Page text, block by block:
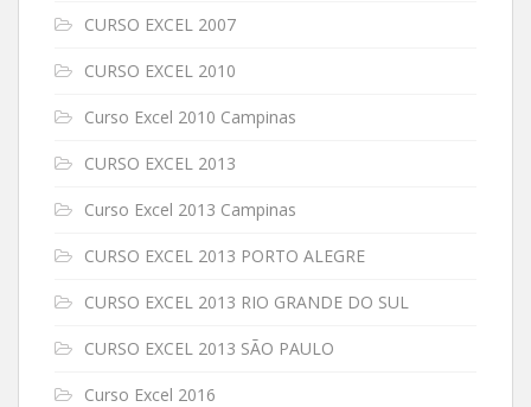
CURSO EXCEL 2007
CURSO EXCEL 2010
Curso Excel 2010 Campinas
CURSO EXCEL 2013
Curso Excel 2013 Campinas
CURSO EXCEL 2013 PORTO ALEGRE
CURSO EXCEL 2013 RIO GRANDE DO SUL
CURSO EXCEL 2013 SÃO PAULO
Curso Excel 2016